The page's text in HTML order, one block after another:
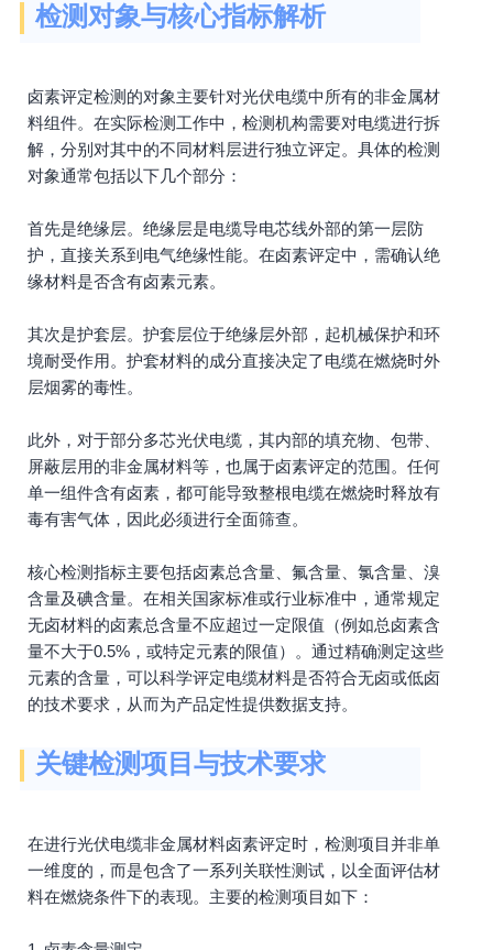
检测对象与核心指标解析
卤素评定检测的对象主要针对光伏电缆中所有的非金属材
料组件。在实际检测工作中，检测机构需要对电缆进行拆
解，分别对其中的不同材料层进行独立评定。具体的检测
对象通常包括以下几个部分：
首先是绝缘层。绝缘层是电缆导电芯线外部的第一层防
护，直接关系到电气绝缘性能。在卤素评定中，需确认绝
缘材料是否含有卤素元素。
其次是护套层。护套层位于绝缘层外部，起机械保护和环
境耐受作用。护套材料的成分直接决定了电缆在燃烧时外
层烟雾的毒性。
此外，对于部分多芯光伏电缆，其内部的填充物、包带、
屏蔽层用的非金属材料等，也属于卤素评定的范围。任何
单一组件含有卤素，都可能导致整根电缆在燃烧时释放有
毒有害气体，因此必须进行全面筛查。
核心检测指标主要包括卤素总含量、氟含量、氯含量、溴
含量及碘含量。在相关国家标准或行业标准中，通常规定
无卤材料的卤素总含量不应超过一定限值（例如总卤素含
量不大于0.5%，或特定元素的限值）。通过精确测定这些
元素的含量，可以科学评定电缆材料是否符合无卤或低卤
的技术要求，从而为产品定性提供数据支持。
关键检测项目与技术要求
在进行光伏电缆非金属材料卤素评定时，检测项目并非单
一维度的，而是包含了一系列关联性测试，以全面评估材
料在燃烧条件下的表现。主要的检测项目如下：